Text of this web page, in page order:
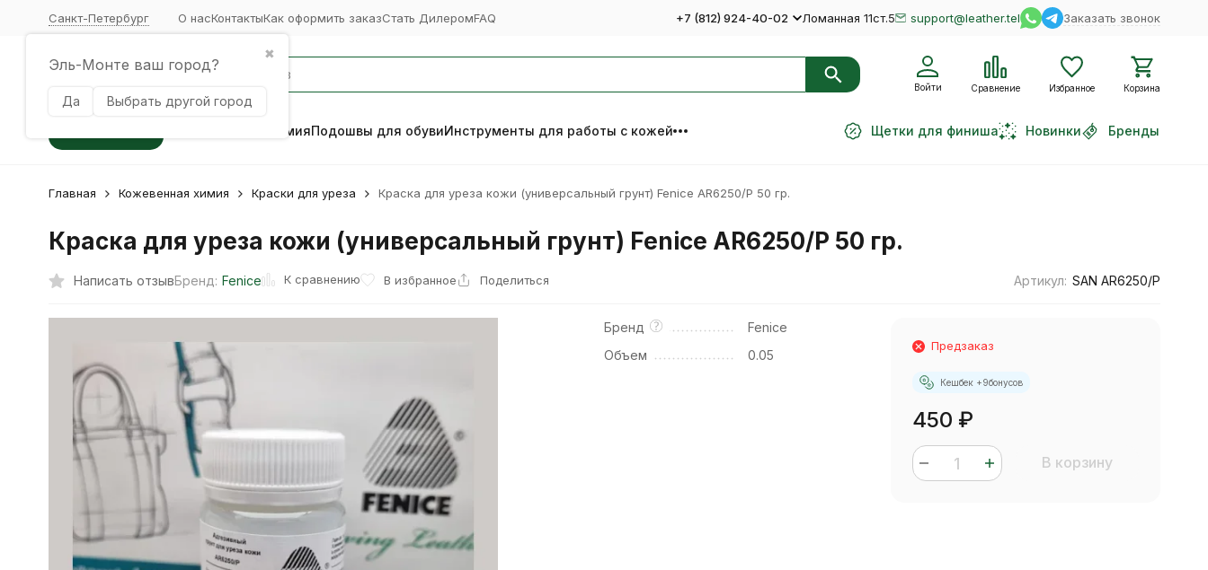
Санкт-Петербург
✖
Эль-Монте ваш город?
Да Выбрать другой город
О насКонтактыКак оформить заказСтать ДилеромFAQ +7 (812) 924-40-02 Ломанная 11ст.5 support@leather.tel Заказать звонок
Войти Сравнение Избранное Корзина
Кожевенная химияПодошвы для обувиИнструменты для работы с кожей Щетки для финиша Новинки Бренды
Главная Кожевенная химия Краски для уреза Краска для уреза кожи (универсальный грунт) Fenice AR6250/P 50 гр.
Краска для уреза кожи (универсальный грунт) Fenice AR6250/P 50 гр.
Написать отзывБренд: Fenice К сравнению В избранное Поделиться Артикул: SAN AR6250/P
Бренд
Fenice
Объем
0.05
Предзаказ
Кешбек +9бонусов
450 ₽
В корзину